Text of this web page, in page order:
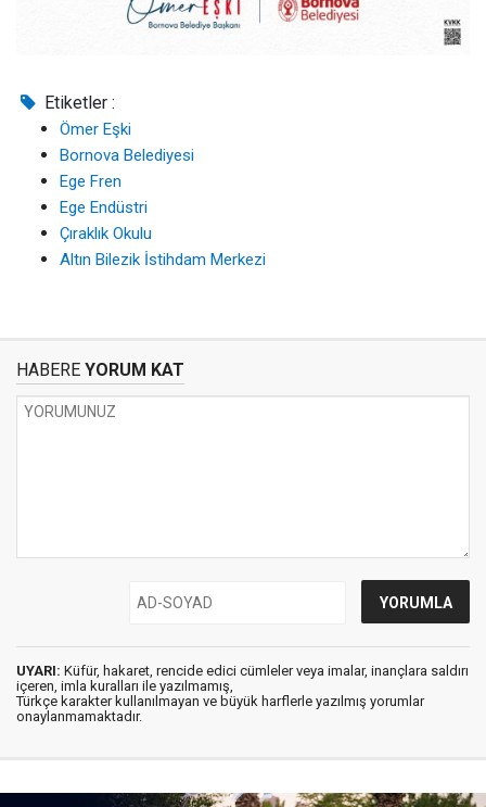
Etiketler :
Ömer Eşki
Bornova Belediyesi
Ege Fren
Ege Endüstri
Çıraklık Okulu
Altın Bilezik İstihdam Merkezi
HABERE YORUM KAT
UYARI: Küfür, hakaret, rencide edici cümleler veya imalar, inançlara saldırı
içeren, imla kuralları ile yazılmamış,
Türkçe karakter kullanılmayan ve büyük harflerle yazılmış yorumlar
onaylanmamaktadır.